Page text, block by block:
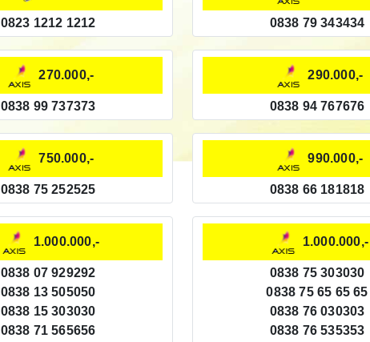
0823 1212 1212 0838 79 343434
270.000,-
0838 99 737373
290.000,-
0838 94 767676
750.000,-
0838 75 252525
990.000,-
0838 66 181818
1.000.000,-
0838 07 929292
0838 13 505050
0838 15 303030
0838 71 565656
1.000.000,-
0838 75 303030
0838 75 65 65 65
0838 76 030303
0838 76 535353